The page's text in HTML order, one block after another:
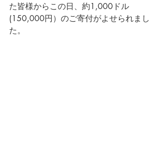
た皆様からこの日、約1,000ドル
(150,000円）のご寄付がよせられまし
た。